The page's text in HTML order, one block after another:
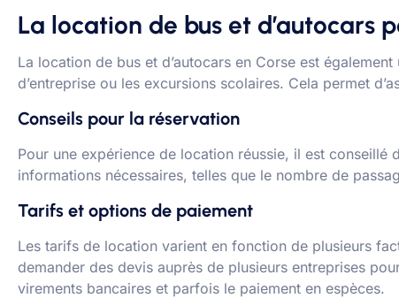
La location de bus et d’autocars
La location de bus et d’autocars en Corse est
d’entreprise ou les excursions scolaires. Cela permet
Conseils pour la réservation
Pour une expérience de location réussie, il est conseillé
informations nécessaires, telles que le nombre de
Tarifs et options de paiement
Les tarifs de location varient en fonction de plusieurs
demander des devis auprès de plusieurs entreprises
virements bancaires et parfois le paiement en espèces.